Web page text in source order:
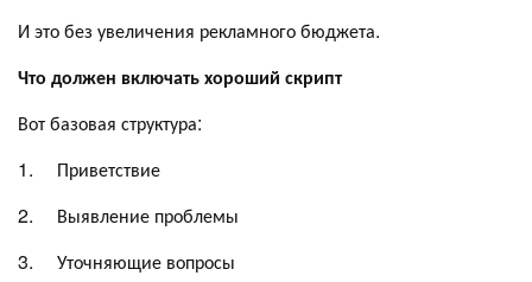
И это без увеличения рекламного бюджета.
Что должен включать хороший скрипт
Вот базовая структура:
1. Приветствие
2. Выявление проблемы
3. Уточняющие вопросы